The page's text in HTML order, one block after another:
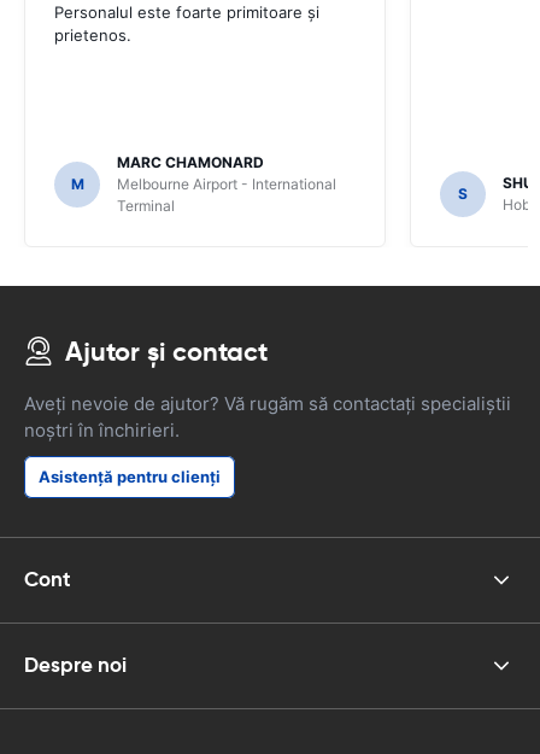
Personalul este foarte primitoare și
prietenos.
M
MARC CHAMONARD
Melbourne Airport - International
Terminal
S
Ajutor și contact
Aveți nevoie de ajutor? Vă rugăm să contactați specialiștii
noștri în închirieri.
Asistență pentru clienți
Cont
Despre noi